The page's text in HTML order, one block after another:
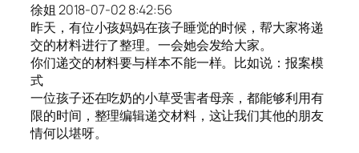
徐姐 2018-07-02 8:42:56
昨天，有位小孩妈妈在孩子睡觉的时候，帮大家将递
交的材料进行了整理。一会她会发给大家。
你们递交的材料要与样本不能一样。比如说：报案模
式
一位孩子还在吃奶的小草受害者母亲，都能够利用有
限的时间，整理编辑递交材料，这让我们其他的朋友
情何以堪呀。